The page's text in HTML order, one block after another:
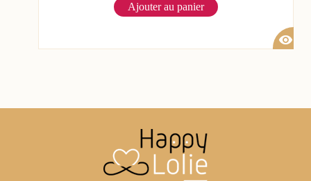
Ajouter au panier
visibility